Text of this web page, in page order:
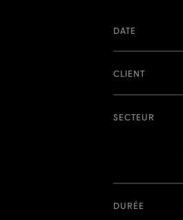
DATE
CLIENT
SECTEUR
DURÉE